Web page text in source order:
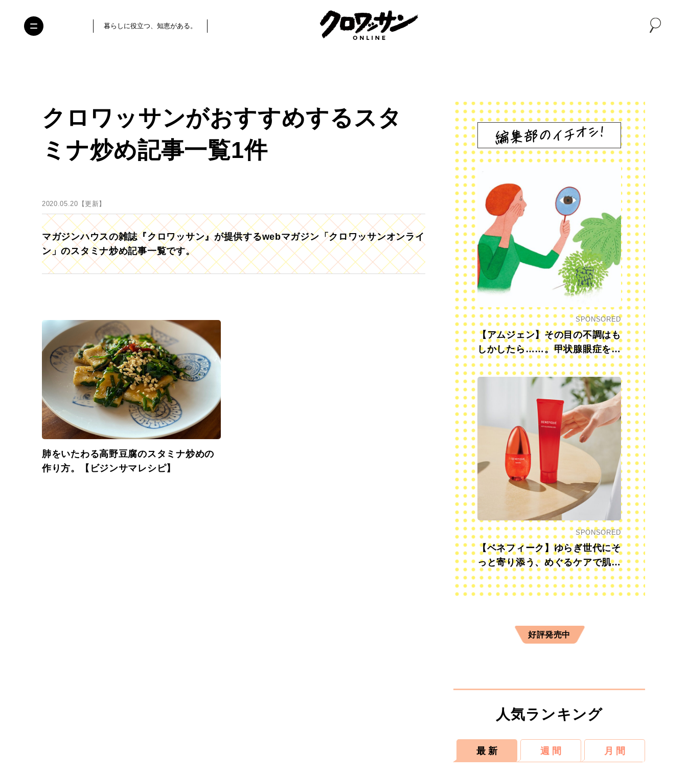
暮らしに役立つ、知恵がある。
クロワッサンがおすすめするスタ
ミナ炒め記事一覧1件
2020.05.20【更新】
マガジンハウスの雑誌『クロワッサン』が提供するwebマガジン「クロワッサンオンライ
ン」のスタミナ炒め記事一覧です。
肺をいたわる高野豆腐のスタミナ炒めの
作り方。【ビジンサマレシピ】
SPONSORED
【アムジェン】その目の不調はも
しかしたら……。甲状腺眼症を知
っていますか？
SPONSORED
【ベネフィーク】ゆらぎ世代にそ
っと寄り添う、めぐるケアで肌も
心も前向きに
好評発売中
人気ランキング
最 新 週 間 月 間